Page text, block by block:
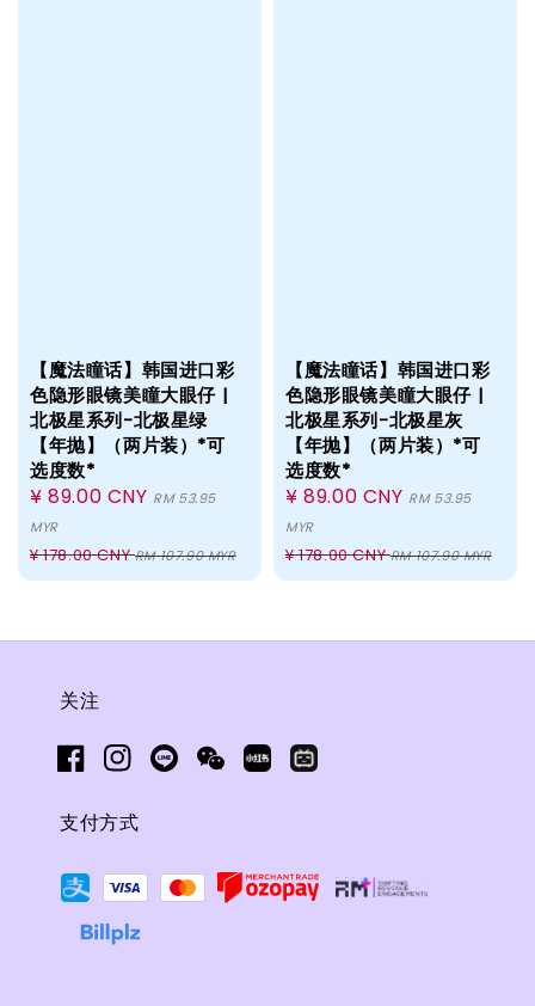
【魔法瞳话】韩国进口彩
色隐形眼镜美瞳大眼仔 |
北极星系列-北极星绿
【年抛】（两片装）*可
选度数*
Sale
price
¥ 89.00 CNY RM 53.95
MYR
Regular
price
¥ 178.00 CNYRM 107.90 MYR
【魔法瞳话】韩国进口彩
色隐形眼镜美瞳大眼仔 |
北极星系列-北极星灰
【年抛】（两片装）*可
选度数*
Sale
price
¥ 89.00 CNY RM 53.95
MYR
Regular
price
¥ 178.00 CNYRM 107.90 MYR
关注
支付方式